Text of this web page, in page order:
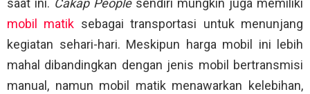
saat ini. Cakap Peoplesendiri mungkin juga memiliki
mobil matik sebagai transportasi untuk menunjang
kegiatan sehari-hari. Meskipun harga mobil ini lebih
mahal dibandingkan dengan jenis mobil bertransmisi
manual, namun mobil matik menawarkan kelebihan,